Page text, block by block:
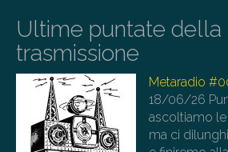
Ultime puntate della
trasmissione
Metaradio
18/06/26
ascoltiamo le
ma ci